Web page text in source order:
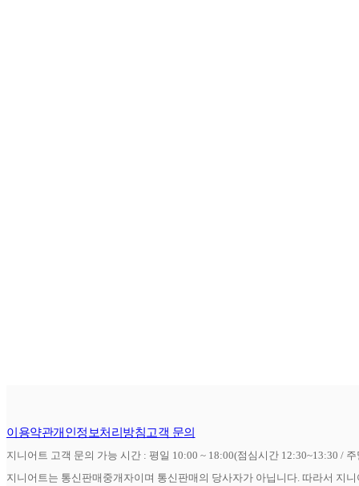
이용약관개인정보처리방침고객 문의
지니어트 고객 문의 가능 시간 : 평일 10:00 ~ 18:00(점심시간 12:30~13:30 /
지니어트는 통신판매중개자이며 통신판매의 당사자가 아닙니다. 따라서 지